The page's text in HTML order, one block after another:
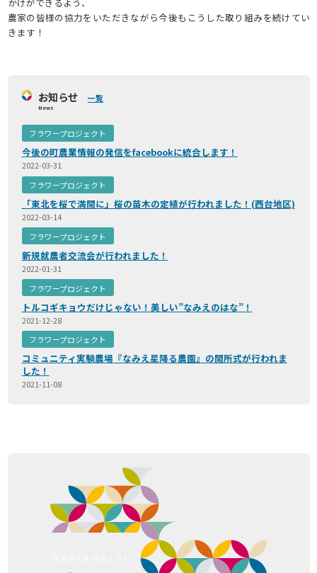
農家の皆様の協力をいただきながら今後もこうした取り組みを続けてい
きます！
お知らせ 一覧
News
フラワープロジェクト
今後の町農業情報の発信をfacebookに統合します！
2022-03-31
フラワープロジェクト
「東北を桜で満開に」桜の苗木の定植が行われました！(西台地区)
2022-03-14
フラワープロジェクト
新規就農者交流会が行われました！
2022-01-31
フラワープロジェクト
トルコギキョウだけじゃない！美しい”なみえのはな”！
2021-12-28
フラワープロジェクト
コミュニティ実験農場『なみえ星降る農園』の開所式が行われま
した！
2021-11-08